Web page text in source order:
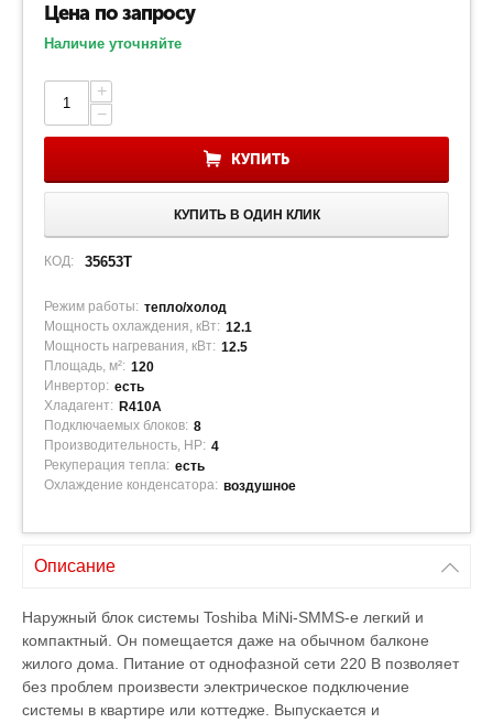
Цена по запросу
Наличие уточняйте
+
−
КУПИТЬ
КУПИТЬ В ОДИН КЛИК
КОД: 35653T
Режим работы: тепло/холод
Мощность охлаждения, кВт: 12.1
Мощность нагревания, кВт: 12.5
Площадь, м²: 120
Инвертор: есть
Хладагент: R410A
Подключаемых блоков: 8
Производительность, HP: 4
Рекуперация тепла: есть
Охлаждение конденсатора: воздушное
Описание
Наружный блок системы Toshiba MiNi-SMMS-e легкий и
компактный. Он помещается даже на обычном балконе
жилого дома. Питание от однофазной сети 220 В позволяет
без проблем произвести электрическое подключение
системы в квартире или коттедже. Выпускается и